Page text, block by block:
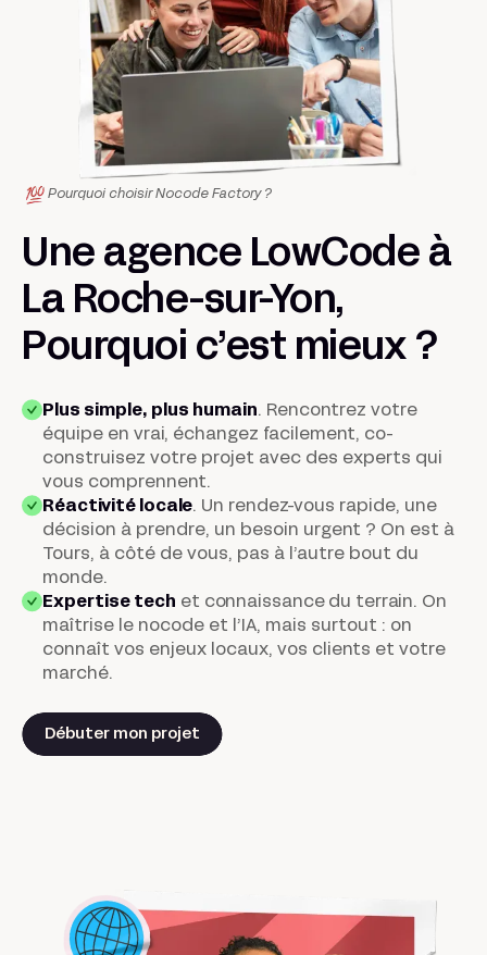
Pourquoi choisir Nocode Factory ?
Une agence LowCode à
La Roche-sur-Yon,
Pourquoi c’est mieux ?
Plus simple, plus humain. Rencontrez votre
équipe en vrai, échangez facilement, co-
construisez votre projet avec des experts qui
vous comprennent.
Réactivité locale. Un rendez-vous rapide, une
décision à prendre, un besoin urgent ? On est à
Tours, à côté de vous, pas à l’autre bout du
monde.
Expertise tech et connaissance du terrain. On
maîtrise le nocode et l’IA, mais surtout : on
connaît vos enjeux locaux, vos clients et votre
marché.
Débuter mon projet